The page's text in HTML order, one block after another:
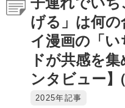
げる」は何
イ漫画の「
ドが共感を
ンタビュー
2025年記事